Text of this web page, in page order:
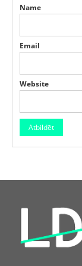
Name
Email
Website